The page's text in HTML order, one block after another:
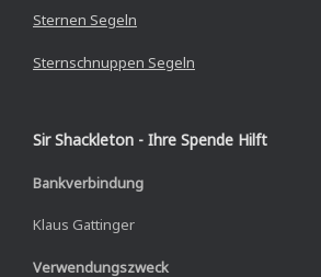
Sternen Segeln
Sternschnuppen Segeln
Sir Shackleton - Ihre Spende Hilft
Bankverbindung
Klaus Gattinger
Verwendungszweck